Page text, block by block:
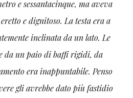
e sessantacinque, ma aveva
e dignitoso. La testa era a
inclinata da un lato. Le
da un paio di baffi rigidi, da
era inappuntabile. Penso
gli avrebbe dato più fastidio